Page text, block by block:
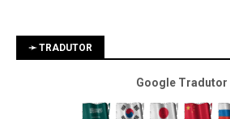
➛ TRADUTOR
Google Tradutor